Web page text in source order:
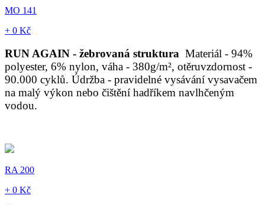
MO 141
+ 0 Kč
RUN AGAIN - žebrovaná struktura Materiál - 94%
polyester, 6% nylon, váha - 380g/m², otěruvzdornost -
90.000 cyklů. Údržba - pravidelné vysávání vysavačem
na malý výkon nebo čištění hadříkem navlhčeným
vodou.
RA 200
+ 0 Kč